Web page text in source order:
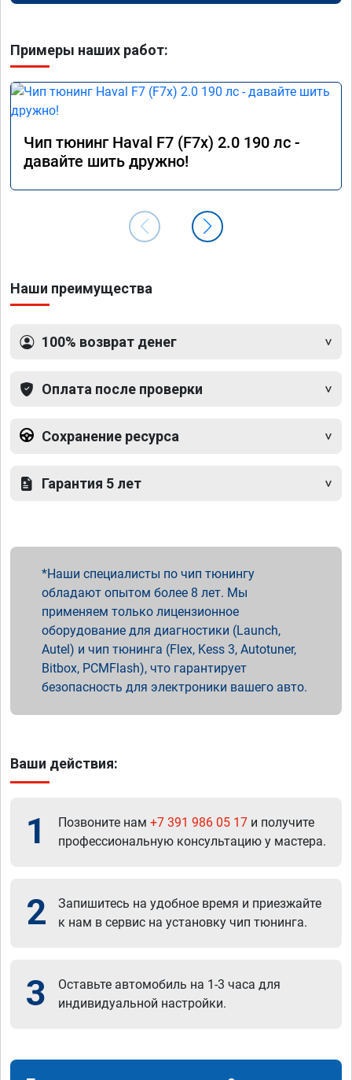
Примеры наших работ:
Чип тюнинг Haval F7 (F7x) 2.0 190 лс -
давайте шить дружно!
Наши преимущества
100% возврат денег
Оплата после проверки
Сохранение ресурса
Гарантия 5 лет
Наши специалисты по чип тюнингу
обладают опытом более 8 лет. Мы
применяем только лицензионное
оборудование для диагностики (Launch,
Autel) и чип тюнинга (Flex, Kess 3, Autotuner,
Bitbox, PCMFlash), что гарантирует
безопасность для электроники вашего авто.
Ваши действия:
1 Позвоните нам +7 391 986 05 17 и получите
профессиональную консультацию у мастера.
2
Запишитесь на удобное время и приезжайте
к нам в сервис на установку чип тюнинга.
3
Оставьте автомобиль на 1-3 часа для
индивидуальной настройки.